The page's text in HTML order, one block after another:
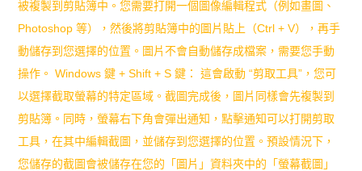
被複製到剪貼簿中。您需要打開一個圖像編輯程式（例如畫圖、
Photoshop 等），然後將剪貼簿中的圖片貼上（Ctrl + V），再手
動儲存到您選擇的位置。圖片不會自動儲存成檔案，需要您手動
操作。 Windows 鍵 + Shift + S 鍵： 這會啟動 “剪取工具”，您可
以選擇截取螢幕的特定區域。截圖完成後，圖片同樣會先複製到
剪貼簿。同時，螢幕右下角會彈出通知，點擊通知可以打開剪取
工具，在其中編輯截圖，並儲存到您選擇的位置。預設情況下，
您儲存的截圖會被儲存在您的「圖片」資料夾中的「螢幕截圖」